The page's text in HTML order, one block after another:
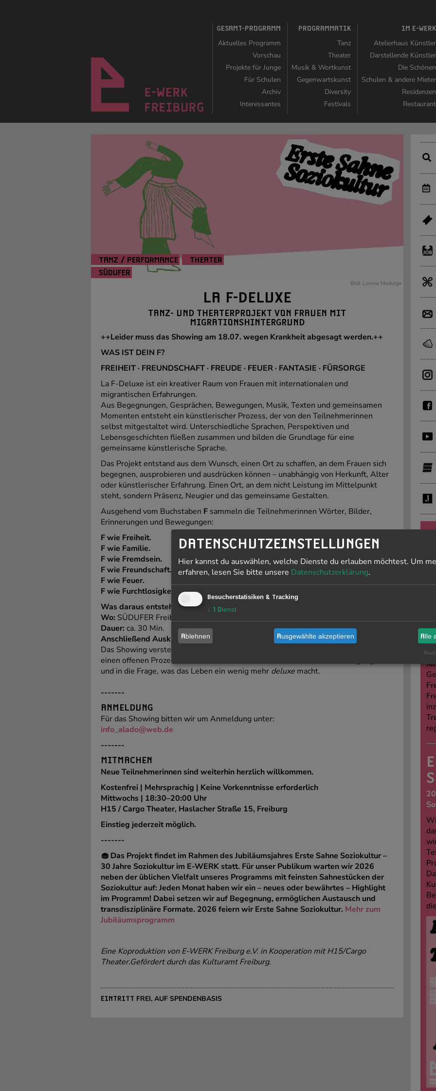
GESAMT-PROGRAMM
Aktuelles Programm
Vorschau
Projekte für Junge
Für Schulen
Archiv
Interessantes
PROGRAMMATIK
Tanz
Theater
Musik & Wortkunst
Gegenwartskunst
Diversity
Festivals
IM E-WERK
Atelierhaus Künstler
Darstellende Künstler
Die Schönen
Schulen & andere Mieter
Residenzen
Restaurant
TANZ / PERFORMANCE
THEATER
SÜDUFER
Bild: Lorena Madurga
LA F-DELUXE
TANZ- UND THEATERPROJEKT VON FRAUEN MIT
MIGRATIONSHINTERGRUND
++Leider muss das Showing am 18.07. wegen Krankheit abgesagt werden.++
WAS IST DEIN F?
FREIHEIT · FREUNDSCHAFT · FREUDE · FEUER · FANTASIE · FÜRSORGE
La F-Deluxe ist ein kreativer Raum von Frauen mit internationalen und
migrantischen Erfahrungen.
Aus Begegnungen, Gesprächen, Bewegungen, Musik, Texten und gemeinsamen
Momenten entsteht ein künstlerischer Prozess, der von den Teilnehmerinnen
selbst mitgestaltet wird. Unterschiedliche Sprachen, Perspektiven und
Lebensgeschichten fließen zusammen und bilden die Grundlage für eine
gemeinsame künstlerische Sprache.
Das Projekt entstand aus dem Wunsch, einen Ort zu schaffen, an dem Frauen sich
begegnen, ausprobieren und ausdrücken können – unabhängig von Herkunft, Alter
oder künstlerischer Erfahrung. Einen Ort, an dem nicht Leistung im Mittelpunkt
steht, sondern Präsenz, Neugier und das gemeinsame Gestalten.
Ausgehend vom Buchstaben F sammeln die Teilnehmerinnen Wörter, Bilder,
Erinnerungen und Bewegungen:
F wie Freiheit.
F wie Familie.
F wie Fremdsein.
F wie Freundschaft.
F wie Feuer.
F wie Furchtlosigkeit.
Was daraus entsteht, wird am 18. Juli in einem Öffentlichen Showing geteilt.
Wo: SÜDUFER Freiburg | Haslacher Straße 41
Dauer: ca. 30 Min.
Anschließend Ausklang mit KARAOQUÉ in Kooperation mit Andrea Lagos.
Das Showing versteht sich nicht als fertige Aufführung, sondern als Einblick in
einen offenen Prozess zwischen Tanz, Theater, Stimme, Musik und Bewegung –
und in die Frage, was das Leben ein wenig mehr deluxe macht.
-------
ANMELDUNG
Für das Showing bitten wir um Anmeldung unter:
info_alado@web.de
-------
MITMACHEN
Neue Teilnehmerinnen sind weiterhin herzlich willkommen.
Kostenfrei | Mehrsprachig | Keine Vorkenntnisse erforderlich
Mittwochs | 18:30–20:00 Uhr
H15 / Cargo Theater, Haslacher Straße 15, Freiburg
Einstieg jederzeit möglich.
-------
🧁 Das Projekt findet im Rahmen des Jubiläumsjahres Erste Sahne Soziokultur –
30 Jahre Soziokultur im E-WERK statt. Für unser Publikum warten wir 2026
neben der üblichen Vielfalt unseres Programms mit feinsten Sahnestücken der
Soziokultur auf: Jeden Monat haben wir ein – neues oder bewährtes – Highlight
im Programm! Dabei setzen wir auf Begegnung, ermöglichen Austausch und
transdisziplinäre Formate. 2026 feiern wir Erste Sahne Soziokultur. Mehr zum
Jubiläumsprogramm
Eine Koproduktion von E-WERK Freiburg e.V. in Kooperation mit H15/Cargo
Theater.Gefördert durch das Kulturamt Freiburg.
EINTRITT FREI, AUF SPENDENBASIS
ist
DATENSCHUTZEINSTELLUNGEN
Hier kannst du auswählen, welche Dienste du erlauben möchtest. Um
erfahren, lesen Sie bitte unsere Datenschutzerklärung.
Besucherstatisiken & Tracking
↓ 1 Dienst
Ablehnen Ausgewählte akzeptieren Alle